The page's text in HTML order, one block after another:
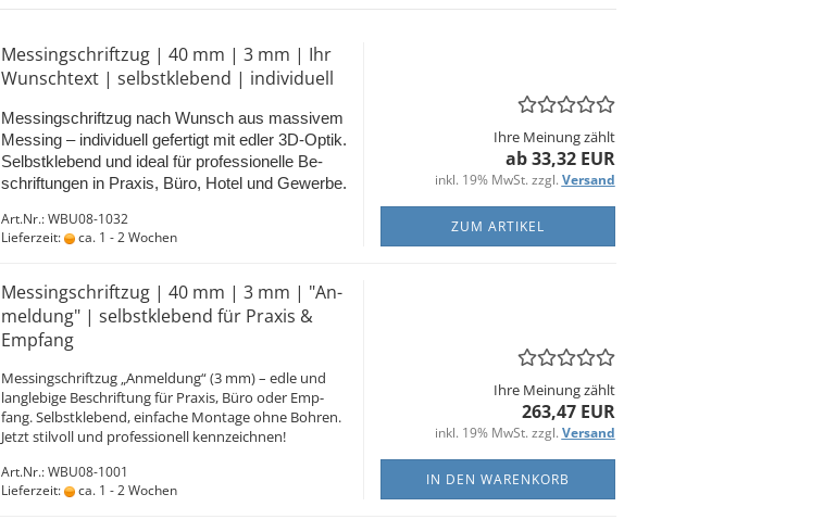
Mes­sing­schrift­zug | 40 mm | 3 mm | Ihr
Wunsch­text | selbst­kle­bend | in­di­vi­du­ell
Mes­sing­schrift­zug nach Wunsch aus mas­si­vem
Mes­sing – in­di­vi­du­ell ge­fer­tigt mit edler 3D-​Optik.
Selbst­kle­bend und ideal für pro­fes­sio­nel­le Be­
schrif­tun­gen in Pra­xis, Büro, Hotel und Ge­wer­be.
Art.Nr.: WBU08-1032
Lieferzeit:
ca. 1 - 2 Wochen
Ihre Meinung zählt
ab 33,32 EUR
inkl. 19% MwSt. zzgl. Versand
ZUM ARTIKEL
Mes­sing­schrift­zug | 40 mm | 3 mm | "An­
mel­dung" | selbst­kle­bend für Pra­xis &
Emp­fang
Mes­sing­schrift­zug „An­mel­dung“ (3 mm) – edle und
lang­le­bi­ge Be­schrif­tung für Pra­xis, Büro oder Emp­
fang. Selbst­kle­bend, ein­fa­che Mon­ta­ge ohne Boh­ren.
Jetzt stil­voll und pro­fes­sio­nell kenn­zeich­nen!
Art.Nr.: WBU08-1001
Lieferzeit:
ca. 1 - 2 Wochen
Ihre Meinung zählt
263,47 EUR
inkl. 19% MwSt. zzgl. Versand
IN DEN WARENKORB